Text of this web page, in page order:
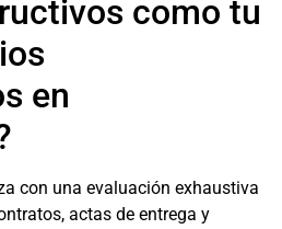
como tu
en
con una evaluación exhaustiva
actas de entrega y